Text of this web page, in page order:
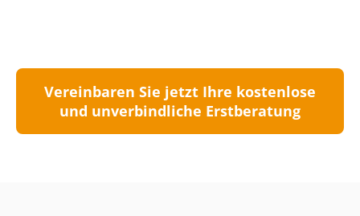
Vereinbaren Sie jetzt Ihre kostenlose
und unverbindliche Erstberatung